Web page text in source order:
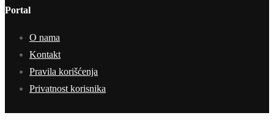
Portal
O nama
Kontakt
Pravila korišćenja
Privatnost korisnika